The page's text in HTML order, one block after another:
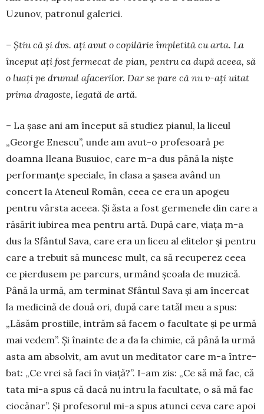
Uzunov, patronul galeriei.
– Ştiu că și dvs. ați avut o copilărie împletită cu arta. La
început ați fost fer­mecat de pian, pentru ca după aceea, să
o luați pe drumul afacerilor. Dar se pare că nu v-aţi uitat
prima dragoste, legată de artă.
– La şase ani am început să studiez pianul, la liceul
„George Enescu”, unde am avut-o profesoară pe
doamna Ileana Busu­ioc, care m-a dus până la nişte
performanţe speciale, în clasa a şasea având un
concert la Ateneul Român, ceea ce era un apogeu
pentru vârsta aceea. Și ăsta a fost germenele din care a
răsărit iubirea mea pentru artă. După care, viaţa m-a
dus la Sfântul Sava, care era un li­ceu al elitelor şi pentru
care a trebuit să mun­cesc mult, ca să recuperez ceea
ce pier­dusem pe parcurs, urmând şcoala de muzică.
Până la urmă, am terminat Sfântul Sava şi am în­cer­cat
la medicină de două ori, după care tatăl meu a spus:
„Lăsăm prostiile, intrăm să fa­cem o facultate şi pe urmă
mai vedem”. Și înainte de a da la chimie, că până la urmă
asta am absolvit, am avut un meditator care m-a în­tre­
bat: „Ce vrei să faci în viaţă?”. I-am zis: „Ce să mă fac, că
tata mi-a spus că dacă nu intru la facul­tate, o să mă fac
ciocănar”. Şi profesorul mi-a spus atunci ceva care apoi